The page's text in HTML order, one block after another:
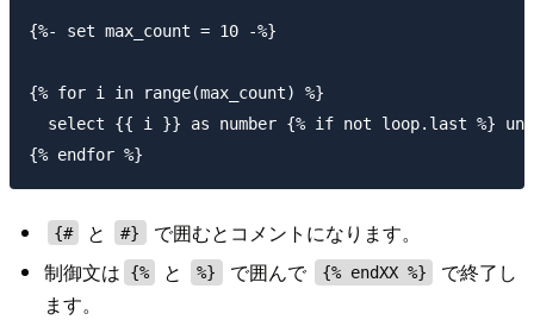
{%- set max_count = 10 -%}
{% for i in range(max_count) %}
select {{ i }} as number {% if not loop.last %}
{# と #}
で囲むとコメントになります。
制御文は
{% と %} で囲んで {% endXX %}
で終了し
ます。